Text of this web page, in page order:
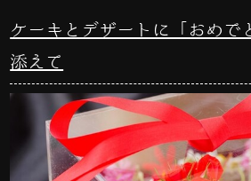
ケーキとデザートに「おめで
添えて